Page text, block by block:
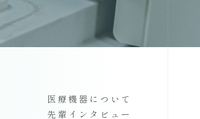
医療機器について
先輩インタビュー